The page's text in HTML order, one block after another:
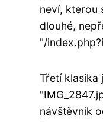
neví, kterou
dlouhé,
"/
Třetí klasika
návštěvník